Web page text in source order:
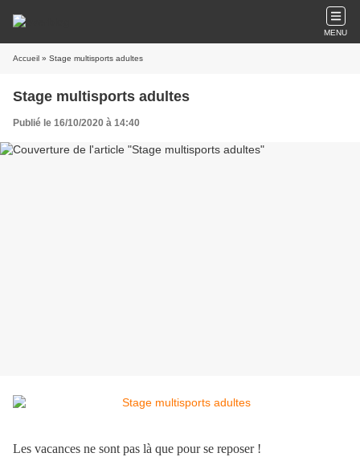
MENU
Accueil » Stage multisports adultes
Stage multisports adultes
Publié le 16/10/2020 à 14:40
Les vacances ne sont pas là que pour se reposer !